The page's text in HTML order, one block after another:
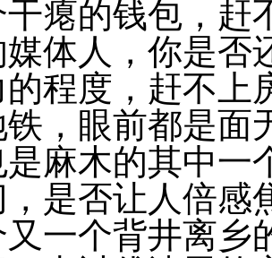
瘪的钱包，赶
体人，你是否
的程度，赶不上
，眼前都是面
是麻木的其中一
是否让人倍感
一个背井离乡